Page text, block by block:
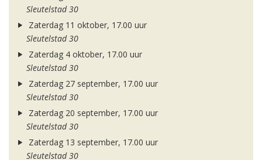
Sleutelstad 30
Zaterdag 11 oktober, 17.00 uur
Sleutelstad 30
Zaterdag 4 oktober, 17.00 uur
Sleutelstad 30
Zaterdag 27 september, 17.00 uur
Sleutelstad 30
Zaterdag 20 september, 17.00 uur
Sleutelstad 30
Zaterdag 13 september, 17.00 uur
Sleutelstad 30